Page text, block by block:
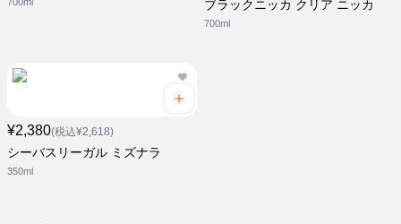
ブラックニッカ クリア ニッカ
700ml
¥2,380(税込¥2,618)
シーバスリーガル ミズナラ
350ml